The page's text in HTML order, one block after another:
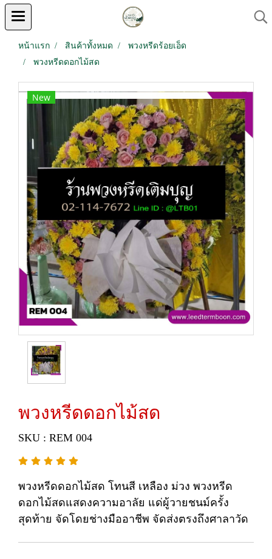
หน้าแรก สินค้าทั้งหมด
พวงหรีดร้อยเอ็ด
พวงหรีดดอกไม้สด
New
พวงหรีดดอกไม้สด
SKU : REM 004
พวงหรีดดอกไม้สด โทนสี เหลือง ม่วง พวงหรีด
ดอกไม้สดแสดงความอาลัย แด่ผู้วายชนม์ครั้ง
สุดท้าย จัดโดยช่างมืออาชีพ จัดส่งตรงถึงศาลาวัด